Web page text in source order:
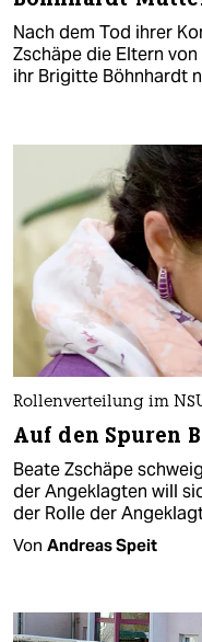
Nach dem Tod ihrer
Zschäpe die Eltern
ihr Brigitte Böhnhardt
Rollenverteilung im
Auf den Spuren
Beate Zschäpe
der Angeklagten will
der Rolle der
Von Andreas Speit